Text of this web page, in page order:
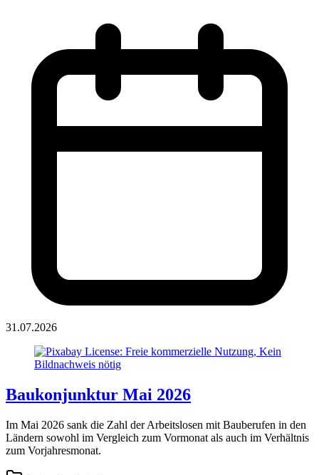
31.07.2026
Baukonjunktur Mai 2026
Im Mai 2026 sank die Zahl der Arbeitslosen mit Bauberufen in den
Ländern sowohl im Vergleich zum Vormonat als auch im Verhältnis
zum Vorjahresmonat.